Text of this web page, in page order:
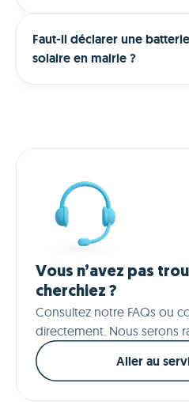
Faut-il déclarer une
solaire en mairie ?
Vous n’avez pas
cherchiez ?
Consultez notre FAQs ou
directement. Nous serons
Aller au